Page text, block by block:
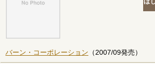
バーン・コーポレーション （2007/09発売）